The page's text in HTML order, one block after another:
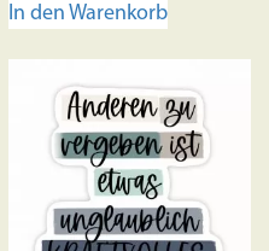
In den Warenkorb